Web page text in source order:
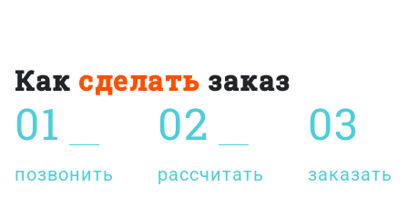
Как сделать заказ
01
позвонить
02
рассчитать
03
заказать